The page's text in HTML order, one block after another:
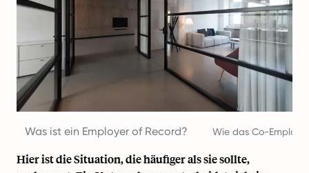
Was ist ein Employer of Record? Wie das Co-
Hier ist die Situation, die häufiger als sie sollte,